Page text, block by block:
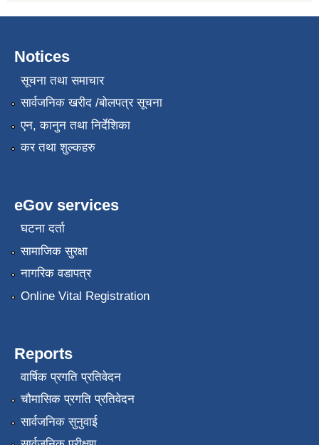
Notices
सूचना तथा समाचार
सार्वजनिक खरीद /बोलपत्र सूचना
एन, कानुन तथा निर्देशिका
कर तथा शुल्कहरु
eGov services
घटना दर्ता
सामाजिक सुरक्षा
नागरिक वडापत्र
Online Vital Registration
Reports
वार्षिक प्रगति प्रतिवेदन
चौमासिक प्रगति प्रतिवेदन
सार्वजनिक सुनुवाई